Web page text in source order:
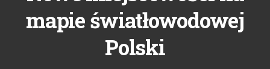
mapie światłowodowej
Polski